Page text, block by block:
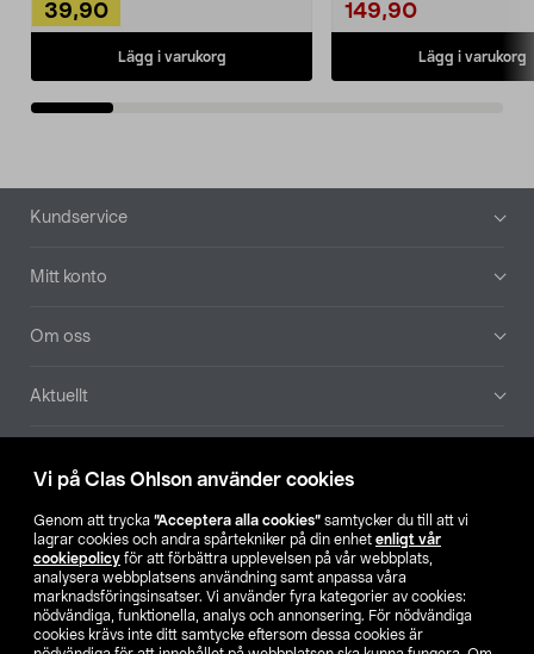
Vi på Clas Ohlson använder cookies
Genom att trycka ”Acceptera alla cookies” samtycker du till att vi
lagrar cookies och andra spårtekniker på din enhet enligt vår
cookiepolicy för att förbättra upplevelsen på vår webbplats,
analysera webbplatsens användning samt anpassa våra
marknadsföringsinsatser. Vi använder fyra kategorier av cookies:
nödvändiga, funktionella, analys och annonsering. För nödvändiga
cookies krävs inte ditt samtycke eftersom dessa cookies är
39,90
Lägg i varukorg
149,90
Lägg i varukorg
Sidfot
Kundservice
Mitt konto
Om oss
Aktuellt
Hitta butik
SE NO FI